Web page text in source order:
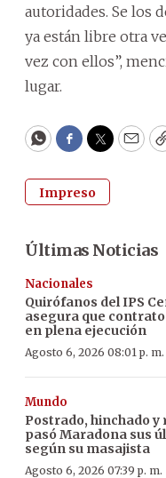
autoridades. Se los
ya están libre otra
vez con ellos”,
lugar.
WhatsApp
Facebook
Twitter
Impreso
Últimas Noticias
Nacionales
Quirófanos del IPS
asegura que
en plena ejecución
Agosto 6, 2026 08:01 p. m.
Mundo
Postrado, hinchado y
pasó Maradona sus
según su masajista
Agosto 6, 2026 07:39 p. m.